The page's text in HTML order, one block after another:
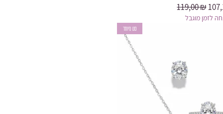
Prix original
119,00 ₪
לזמן מוגבל
סט מיוחד